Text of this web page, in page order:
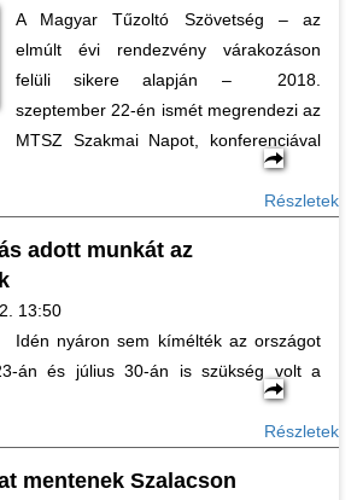
A Magyar Tűzoltó Szövetség – az
elmúlt évi rendezvény várakozáson
felüli sikere alapján – 2018.
szeptember 22-én ismét megrendezi az
MTSZ Szakmai Napot, konferenciával
Részletek
adott munkát az
13:50
Idén nyáron sem kímélték az országot
án és július 30-án is szükség volt a
Részletek
mentenek Szalacson